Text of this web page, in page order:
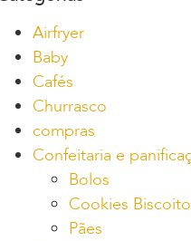
Airfryer
Baby
Cafés
Churrasco
compras
Confeitaria e
Bolos
Cookies
Pães